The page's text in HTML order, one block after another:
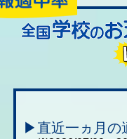
▶直近一ヵ月の